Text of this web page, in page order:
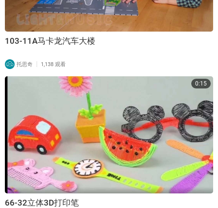
103-11A马卡龙汽车大楼
托思奇 | 1,138 观看
0:15
66-32立体3D打印笔